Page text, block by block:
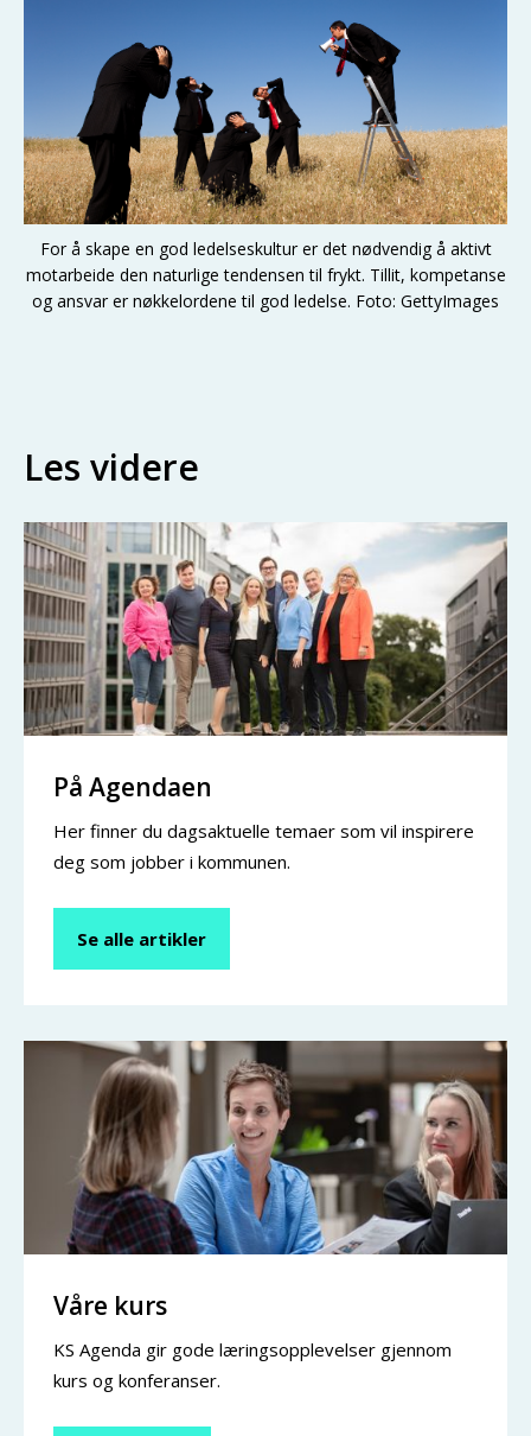
For å skape en god ledelseskultur er det nødvendig å aktivt
motarbeide den naturlige tendensen til frykt. Tillit, kompetanse
og ansvar er nøkkelordene til god ledelse. Foto: GettyImages
Les videre
På Agendaen
Her finner du dagsaktuelle temaer som vil inspirere
deg som jobber i kommunen.
Se alle artikler
Våre kurs
KS Agenda gir gode læringsopplevelser gjennom
kurs og konferanser.